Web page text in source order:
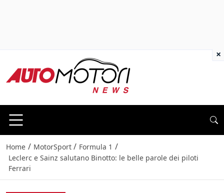
Home / MotorSport / Formula 1 /
Leclerc e Sainz salutano Binotto: le belle parole dei piloti
Ferrari
×